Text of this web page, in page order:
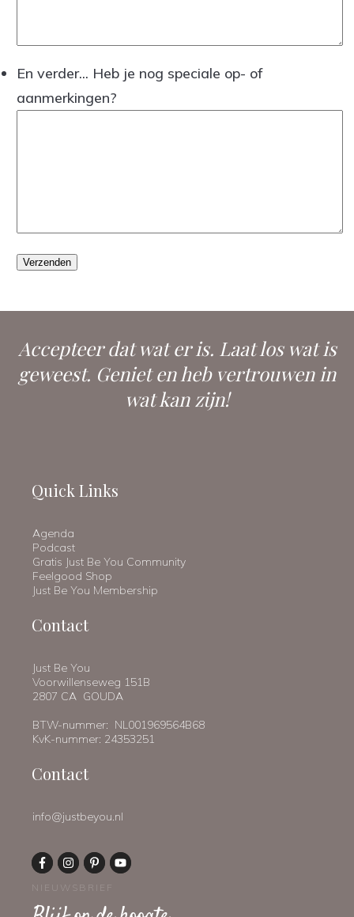
En verder... Heb je nog speciale op- of
aanmerkingen?
Accepteer dat wat er is. Laat los wat is
geweest. Geniet en heb vertrouwen in
wat kan zijn!
Quick Links
Agenda
Podcast
Gratis Just Be You Community
Feelgood Shop
Just Be You Membership
Contact
Just Be You
Voorwillenseweg 151B
2807 CA GOUDA
BTW-nummer: NL001969564B68
KvK-nummer: 24353251
Contact
info@justbeyou.nl
NIEUWSBRIEF